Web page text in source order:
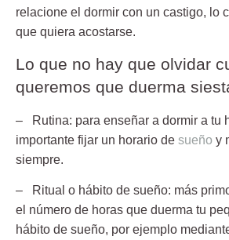
relacione el dormir con un castigo, lo
que quiera acostarse.
Lo que no hay que olvidar
queremos que duerma
– Rutina: para enseñar a dormir a tu
importante fijar un horario de sueño y
siempre.
– Ritual o hábito de sueño: más
el número de horas que duerma tu
hábito de sueño, por ejemplo